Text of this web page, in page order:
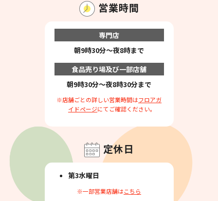
営業時間
専門店
朝9時30分～夜8時まで
食品売り場及び一部店舗
朝9時30分～夜8時30分まで
※店舗ごとの詳しい営業時間はフロアガ
イドページにてご確認ください。
定休日
第3水曜日
※一部営業店舗はこちら